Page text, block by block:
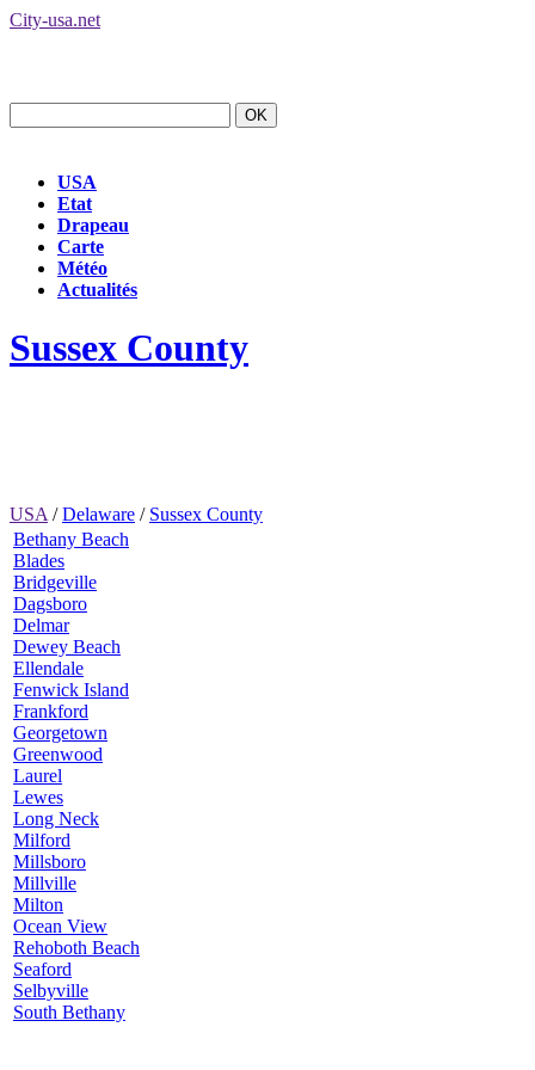
City-usa.net
USA
Etat
Drapeau
Carte
Météo
Actualités
Sussex County
USA /Delaware / Sussex County
Bethany Beach
Blades
Bridgeville
Dagsboro
Delmar
Dewey Beach
Ellendale
Fenwick Island
Frankford
Georgetown
Greenwood
Laurel
Lewes
Long Neck
Milford
Millsboro
Millville
Milton
Ocean View
Rehoboth Beach
Seaford
Selbyville
South Bethany